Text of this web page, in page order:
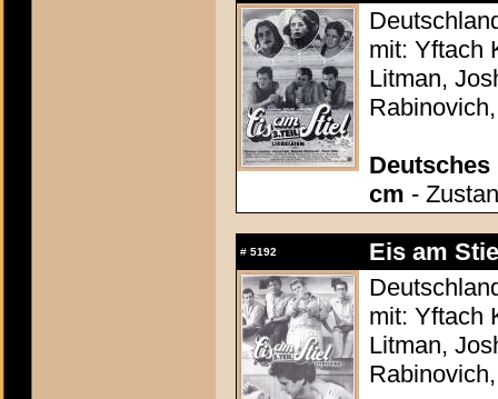
mit: Yftach
Litman,
Deutsches
cm -
# 5192
Eis am
mit: Yftach
Litman,